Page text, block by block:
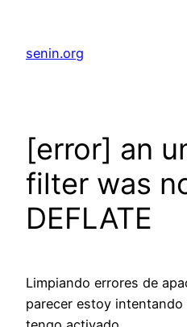
senin.org
[error] an
filter was
DEFLATE
Limpiando errores de
parecer estoy